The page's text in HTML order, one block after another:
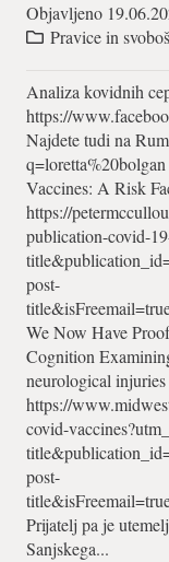
Objavljeno
Pravice in
Analiza kovidnih
https://
Najdete tudi na
Vaccines: A Risk
https://
publication-covid-
post-
We Now Have
Cognition
neurological
https://
covid-
post-
Prijatelj pa je
Sanjskega...